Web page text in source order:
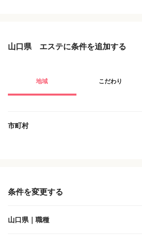
山口県 エステに条件を追加する
地域 こだわり
市町村
条件を変更する
山口県｜職種